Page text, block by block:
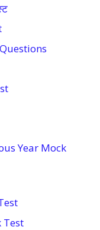
Year Mock
Test